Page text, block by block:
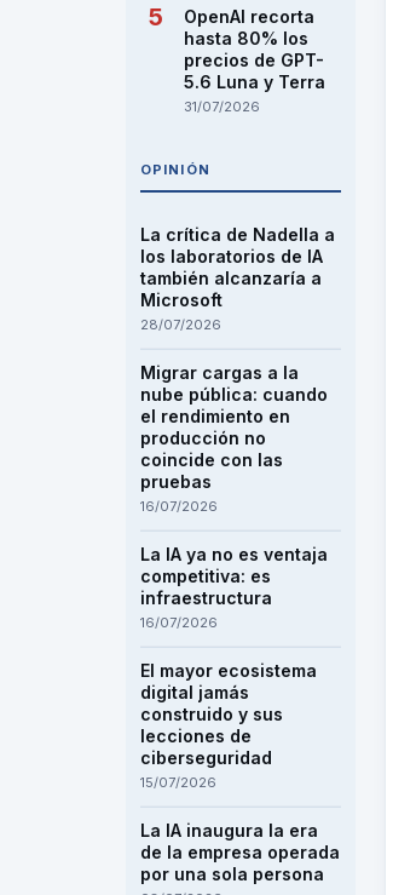
OpenAI recorta
hasta 80% los
precios de GPT-
5.6 Luna y Terra
31/07/2026
OPINIÓN
La crítica de Nadella a
los laboratorios de IA
también alcanzaría a
Microsoft
28/07/2026
Migrar cargas a la
nube pública: cuando
el rendimiento en
producción no
coincide con las
pruebas
16/07/2026
La IA ya no es ventaja
competitiva: es
infraestructura
16/07/2026
El mayor ecosistema
digital jamás
construido y sus
lecciones de
ciberseguridad
15/07/2026
La IA inaugura la era
de la empresa operada
por una sola persona